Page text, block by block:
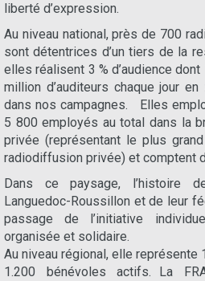
liberté d’expression.
Au niveau national, près de 700
sont détentrices d’un tiers de la
elles réalisent 3 % d’audience
million d’auditeurs chaque jour
dans nos campagnes. Elles
5 800 employés au total dans la
privée (représentant le plus
radiodiffusion privée) et comptent
Dans ce paysage, l’histoire
Languedoc-Roussillon et de leur
passage de l’initiative
organisée et solidaire.
Au niveau régional, elle
1.200 bénévoles actifs. La